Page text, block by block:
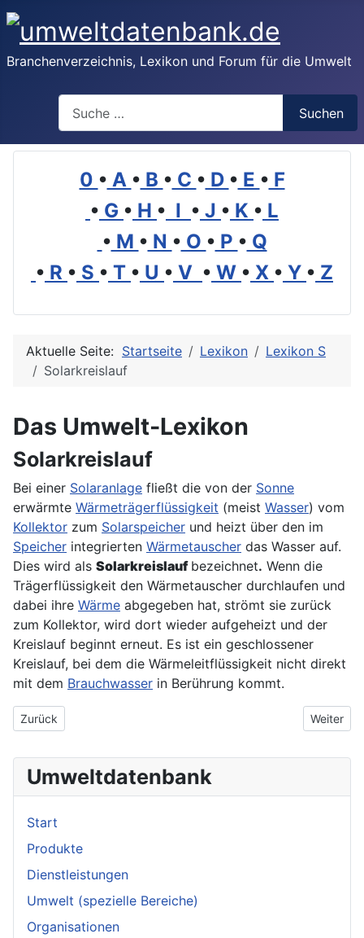
Branchenverzeichnis, Lexikon und Forum für die Umwelt
Suchen
0 • A • B • C • D • E • F
• G • H • I • J • K • L
• M • N • O • P • Q
• R • S • T • U • V • W • X • Y • Z
Aktuelle Seite: Startseite Lexikon
Lexikon S
Solarkreislauf
Das Umwelt-Lexikon
Solarkreislauf
Bei einer Solaranlage fließt die von der Sonne
erwärmte Wärmeträgerflüssigkeit (meist Wasser) vom
Kollektor zum Solarspeicher und heizt über den im
Speicher integrierten Wärmetauscher das Wasser auf.
Dies wird als Solarkreislauf bezeichnet. Wenn die
Trägerflüssigkeit den Wärmetauscher durchlaufen und
dabei ihre Wärme abgegeben hat, strömt sie zurück
zum Kollektor, wird dort wieder aufgeheizt und der
Kreislauf beginnt erneut. Es ist ein geschlossener
Kreislauf, bei dem die Wärmeleitflüssigkeit nicht direkt
mit dem Brauchwasser in Berührung kommt.
Vorheriger Beitrag: Solarkreis
Zurück Nächster
Weiter
Umweltdatenbank
Start
Produkte
Dienstleistungen
Umwelt (spezielle Bereiche)
Organisationen